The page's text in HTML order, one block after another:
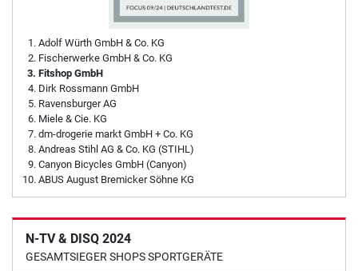
Adolf Würth GmbH & Co. KG
Fischerwerke GmbH & Co. KG
Fitshop GmbH
Dirk Rossmann GmbH
Ravensburger AG
Miele & Cie. KG
dm-drogerie markt GmbH + Co. KG
Andreas Stihl AG & Co. KG (STIHL)
Canyon Bicycles GmbH (Canyon)
ABUS August Bremicker Söhne KG
N-TV & DISQ 2024
GESAMTSIEGER SHOPS SPORTGERÄTE